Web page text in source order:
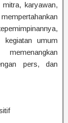
karyawan,
umum
pers, dan